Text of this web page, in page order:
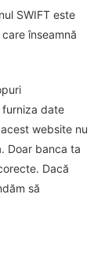
SWIFT este
înseamnă
furniza date
website nu
Doar banca ta
Dacă
să